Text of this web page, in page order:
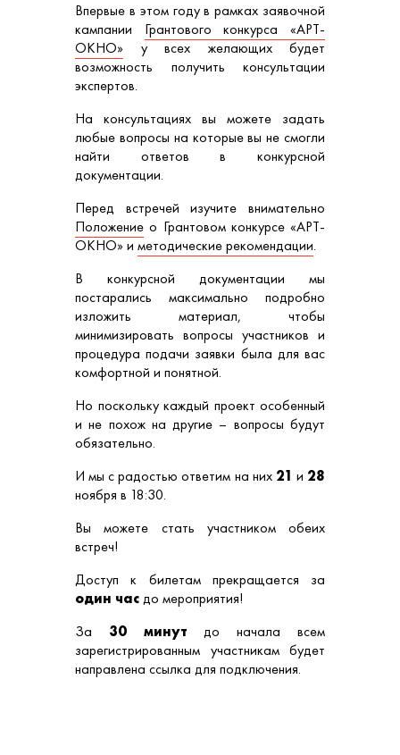
Впервые в этом году в рамках заявочной
кампании Грантового конкурса «АРТ-
ОКНО» у всех желающих будет
возможность получить консультации
экспертов.
На консультациях вы можете задать
любые вопросы на которые вы не смогли
найти ответов в конкурсной
документации.
Перед встречей изучите внимательно
Положение о Грантовом конкурсе «АРТ-
ОКНО» и методические рекомендации.
В конкурсной документации мы
постарались максимально подробно
изложить материал, чтобы
минимизировать вопросы участников и
процедура подачи заявки была для вас
комфортной и понятной.
Но поскольку каждый проект особенный
и не похож на другие – вопросы будут
обязательно.
И мы с радостью ответим на них 21 и 28
ноября в 18:30.
Вы можете стать участником обеих
встреч!
Доступ к билетам прекращается за
один часдо мероприятия!
За 30 минут до начала всем
зарегистрированным участникам будет
направлена ссылка для подключения.